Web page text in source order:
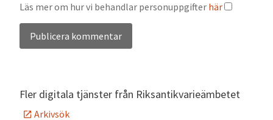
Läs mer om hur vi behandlar personuppgifter här
Fler digitala tjänster från Riksantikvarieämbetet
Arkivsök